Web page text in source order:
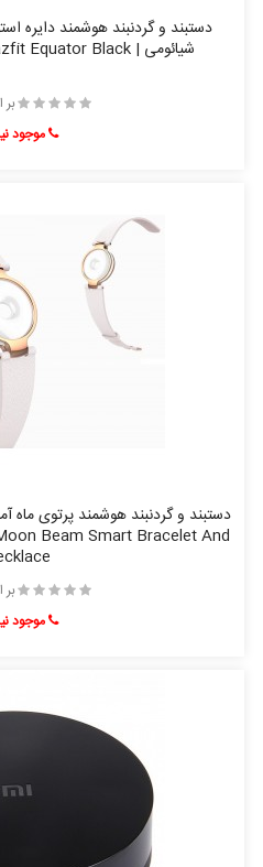
دستبند و گردنبند هوشمند دایره
شیائومی | Xiaomi Mi Huami Amazfit Equator Black
بر
موجود
دستبند و گردنبند هوشمند پرتوی
Beam Smart Bracelet And
بر
موجود